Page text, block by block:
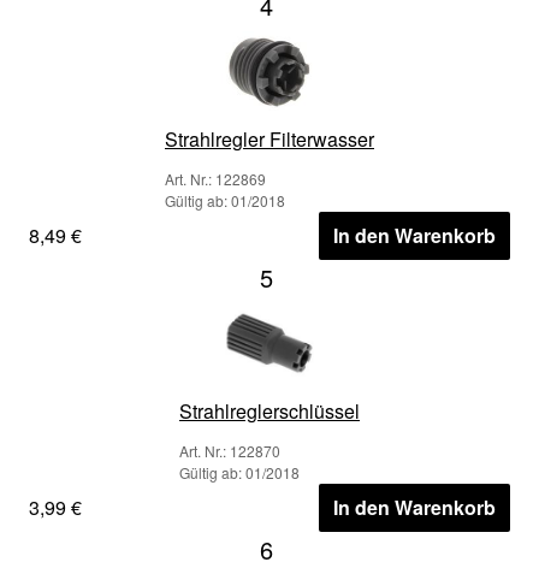
Strahlregler Filterwasser
Art. Nr.: 122869
Gültig ab: 01/2018
8,49 € In den Warenkorb
5
Strahlreglerschlüssel
Art. Nr.: 122870
Gültig ab: 01/2018
3,99 € In den Warenkorb
6